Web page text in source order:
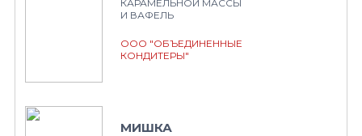
КАРАМЕЛЬНОЙ МАССЫ
И ВАФЕЛЬ
ООО "ОБЪЕДИНЕННЫЕ
КОНДИТЕРЫ"
МИШКА